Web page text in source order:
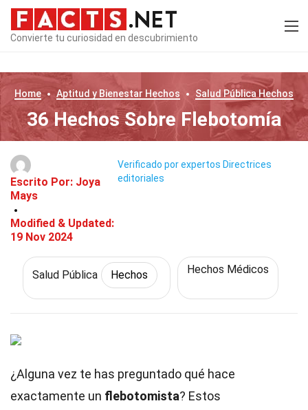
Convierte tu curiosidad en descubrimiento
Home Aptitud y Bienestar Hechos Salud Pública Hechos
36 Hechos Sobre Flebotomía
Escrito Por: Joya
Mays
Modified & Updated:
19 Nov 2024
Verificado por expertos Directrices
editoriales
Salud Pública Hechos Hechos Médicos
¿Alguna vez te has preguntado qué hace
exactamente un flebotomista? Estos